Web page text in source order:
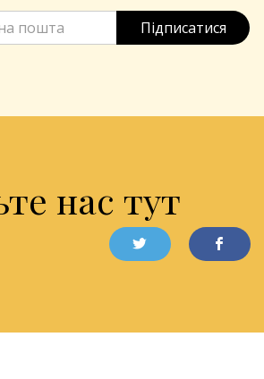
Підписатися
нас тут